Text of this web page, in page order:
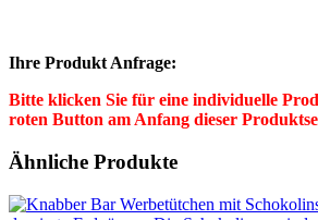
Ihre Produkt Anfrage:
Bitte klicken Sie für eine individuelle
roten Button am Anfang dieser
Ähnliche Produkte